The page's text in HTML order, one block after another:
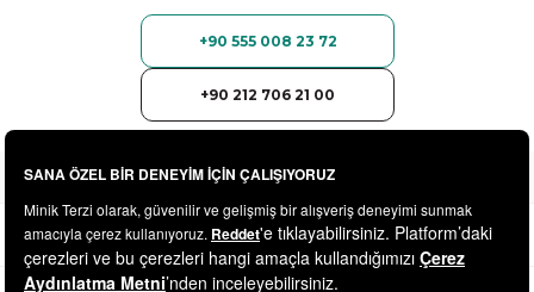
+90 555 008 23 72
+90 212 706 21 00
© 2025minikterzi.com - Tüm Hakları Saklıdır.